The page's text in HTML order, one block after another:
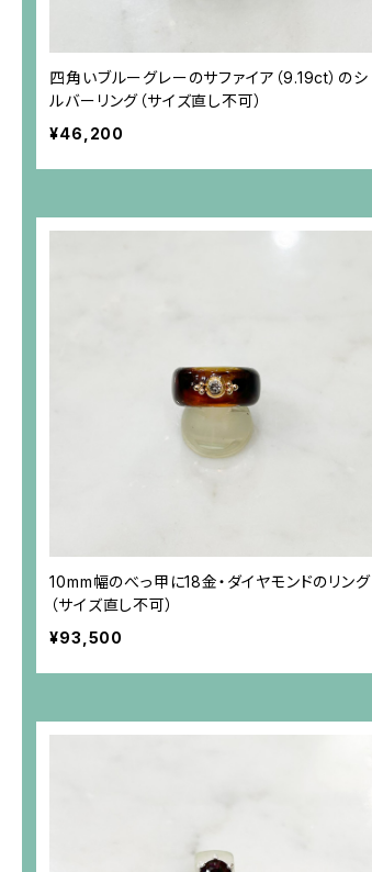
四角いブルーグレーのサファイア（9.19ct）のシ
ルバーリング（サイズ直し不可）
¥46,200
10mm幅のべっ甲に18金・ダイヤモンドのリング
（サイズ直し不可）
¥93,500